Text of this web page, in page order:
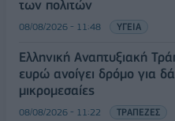
των πολιτών
08/08/2026 - 11:48 ΥΓΕΙΑ
Ελληνική Αναπτυξιακή
ευρώ ανοίγει δρόμο για
μικρομεσαίες
08/08/2026 - 11:22 ΤΡΑΠΕΖΕΣ